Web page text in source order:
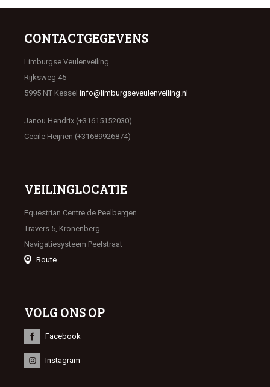
CONTACTGEGEVENS
Limburgse Veulenveiling
Rijksweg 45
5995 NT Kessel info@limburgseveulenveiling.nl
Janou Hendrix (+31615152030)
Cecile Heijnen (+31689926874)
VEILINGLOCATIE
Equestrian Centre de Peelbergen
Travers 5, Kronenberg
Navigatiesysteem Peelstraat
Route
VOLG ONS OP
Facebook
Instagram